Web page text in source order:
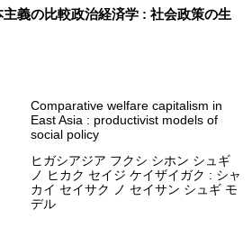
義の比較政治経済学 : 社会政策の生
Comparative welfare capitalism in
East Asia : productivist models of
social policy
ヒガシアジア フクシ シホン シュギ
ノ ヒカク セイジ ケイザイガク : シャ
カイ セイサク ノ セイサン シュギ モ
デル